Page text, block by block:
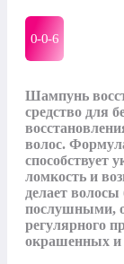
0-0-6
Шампунь
средство для
волос.
способствует
ломкость и
делает
послушными,
регулярного
окрашенных и